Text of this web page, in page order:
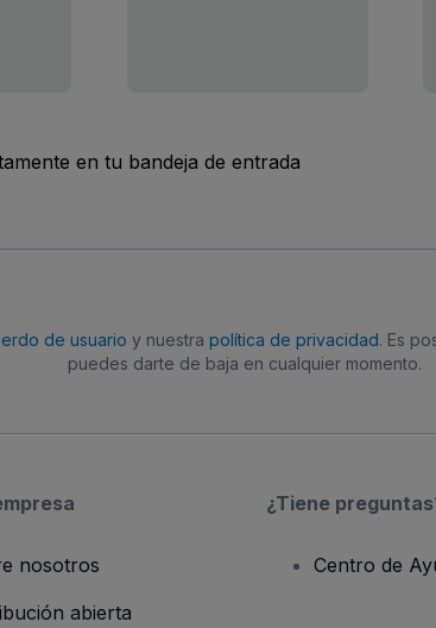
en tu bandeja de entrada
de usuario y nuestra política de privacidad. Es
puedes darte de baja en cualquier momento.
nosotros
abierta
¿Tiene
Centro de